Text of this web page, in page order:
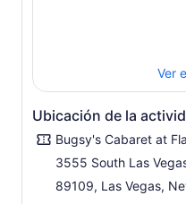
un agradable entorno
permite estar cerca de
muestran imágenes
Después del
bailarinas como
más candentes del Strip.
Ver
Ubicación de la
Bugsy's Cabaret at
3555 South Las
89109, Las Vegas,